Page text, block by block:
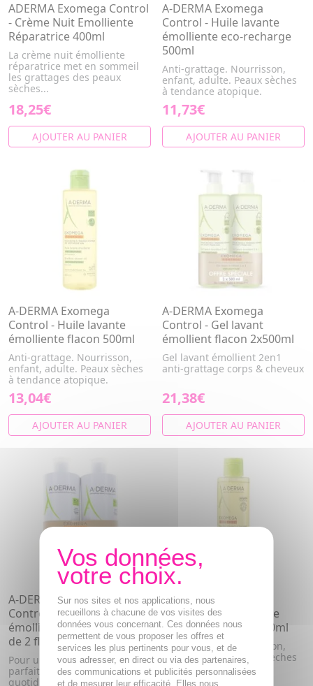
ADERMA Exomega Control
- Crème Nuit Emolliente
Réparatrice 400ml
La crème nuit émolliente
réparatrice met en sommeil
les grattages des peaux
sèches...
18,25€
AJOUTER AU PANIER
A-DERMA Exomega
Control - Huile lavante
émolliente eco-recharge
500ml
Anti-grattage. Nourrisson,
enfant, adulte. Peaux sèches
à tendance atopique.
11,73€
AJOUTER AU PANIER
A-DERMA Exomega
Control - Huile lavante
émolliente flacon 500ml
Anti-grattage. Nourrisson,
enfant, adulte. Peaux sèches
à tendance atopique.
13,04€
AJOUTER AU PANIER
A-DERMA Exomega
Control - Gel lavant
émollient flacon 2x500ml
Gel lavant émollient 2en1
anti-grattage corps & cheveux
21,38€
AJOUTER AU PANIER
A-DERMA Exomega
Control - gel moussant
émollient anti-grattage lot
de 2 flacons 500ml
Pour une peau douce et
parfaitement nettoyée au
quotidien, le gel moussant A
A-DERMA Exomega
Control - Huile lavante
émolliente flacon 200ml
Anti-grattage. Nourrisson,
enfant, adulte. Peaux sèches
à tendance atopique.
Sur nos sites et nos applications, nous
recueillons à chacune de vos visites des
données vous concernant. Ces données nous
permettent de vous proposer les offres et
services les plus pertinents pour vous, et de
vous adresser, en direct ou via des partenaires,
des communications et publicités personnalisées
et de mesurer leur efficacité. Elles nous